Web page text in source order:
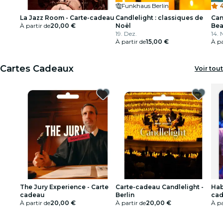
La Jazz Room - Carte-cadeau
À partir de20,00 €
Funkhaus Berlin
Candlelight : classiques de
Noël
19. Dez.
À partir de15,00 €
14.
À
Cartes Cadeaux Voir tout
The Jury Experience - Carte
cadeau
À partir de20,00 €
Carte-cadeau Candlelight -
Berlin
À partir de20,00 €
À